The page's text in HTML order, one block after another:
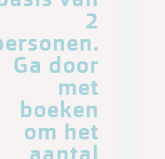
2
Ga door
met
boeken
om het